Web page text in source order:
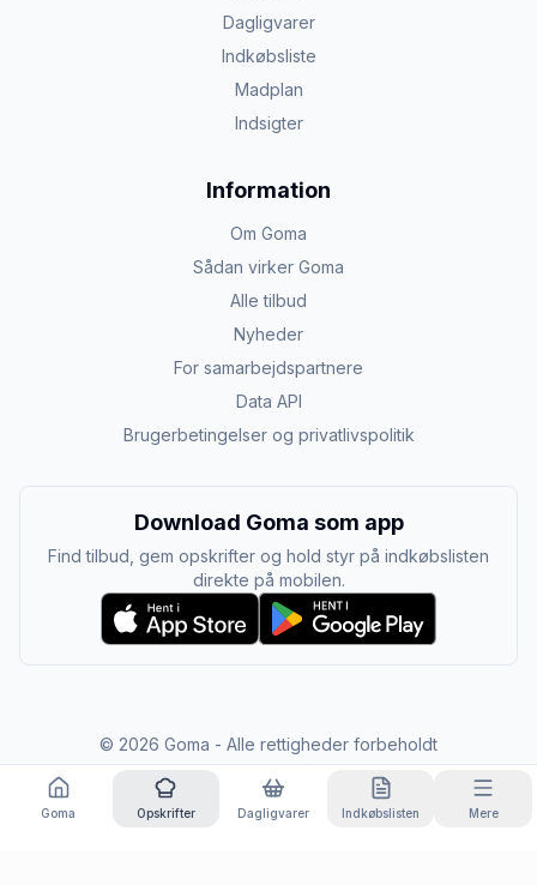
Dagligvarer
Indkøbsliste
Madplan
Indsigter
Information
Om Goma
Sådan virker Goma
Alle tilbud
Nyheder
For samarbejdspartnere
Data API
Brugerbetingelser og privatlivspolitik
Download Goma som app
Find tilbud, gem opskrifter og hold styr på indkøbslisten
direkte på mobilen.
© 2026 Goma - Alle rettigheder forbeholdt
Goma Opskrifter Dagligvarer Indkøbslisten Mere